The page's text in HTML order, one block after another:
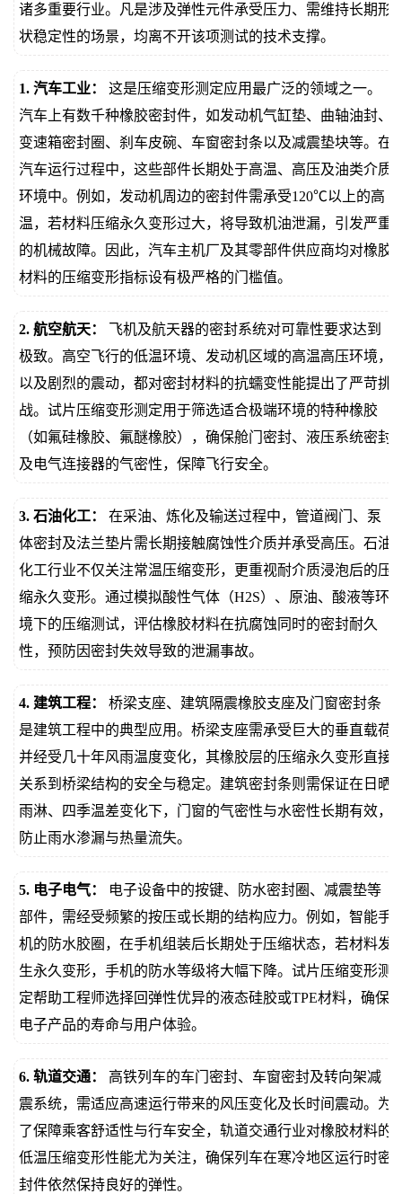
诸多重要行业。凡是涉及弹性元件承受压力、需维持长期形
状稳定性的场景，均离不开该项测试的技术支撑。
1. 汽车工业：
这是压缩变形测定应用最广泛的领域之一。
汽车上有数千种橡胶密封件，如发动机气缸垫、曲轴油封、
变速箱密封圈、刹车皮碗、车窗密封条以及减震垫块等。在
汽车运行过程中，这些部件长期处于高温、高压及油类介质
环境中。例如，发动机周边的密封件需承受120℃以上的高
温，若材料压缩永久变形过大，将导致机油泄漏，引发严重
的机械故障。因此，汽车主机厂及其零部件供应商均对橡胶
材料的压缩变形指标设有极严格的门槛值。
2. 航空航天：
飞机及航天器的密封系统对可靠性要求达到
极致。高空飞行的低温环境、发动机区域的高温高压环境，
以及剧烈的震动，都对密封材料的抗蠕变性能提出了严苛挑
战。试片压缩变形测定用于筛选适合极端环境的特种橡胶
（如氟硅橡胶、氟醚橡胶），确保舱门密封、液压系统密封
及电气连接器的气密性，保障飞行安全。
3. 石油化工：
在采油、炼化及输送过程中，管道阀门、泵
体密封及法兰垫片需长期接触腐蚀性介质并承受高压。石油
化工行业不仅关注常温压缩变形，更重视耐介质浸泡后的压
缩永久变形。通过模拟酸性气体（H2S）、原油、酸液等环
境下的压缩测试，评估橡胶材料在抗腐蚀同时的密封耐久
性，预防因密封失效导致的泄漏事故。
4. 建筑工程：
桥梁支座、建筑隔震橡胶支座及门窗密封条
是建筑工程中的典型应用。桥梁支座需承受巨大的垂直载荷
并经受几十年风雨温度变化，其橡胶层的压缩永久变形直接
关系到桥梁结构的安全与稳定。建筑密封条则需保证在日晒
雨淋、四季温差变化下，门窗的气密性与水密性长期有效，
防止雨水渗漏与热量流失。
5. 电子电气：
电子设备中的按键、防水密封圈、减震垫等
部件，需经受频繁的按压或长期的结构应力。例如，智能手
机的防水胶圈，在手机组装后长期处于压缩状态，若材料发
生永久变形，手机的防水等级将大幅下降。试片压缩变形测
定帮助工程师选择回弹性优异的液态硅胶或TPE材料，确保
电子产品的寿命与用户体验。
6. 轨道交通：
高铁列车的车门密封、车窗密封及转向架减
震系统，需适应高速运行带来的风压变化及长时间震动。为
了保障乘客舒适性与行车安全，轨道交通行业对橡胶材料的
低温压缩变形性能尤为关注，确保列车在寒冷地区运行时密
封件依然保持良好的弹性。